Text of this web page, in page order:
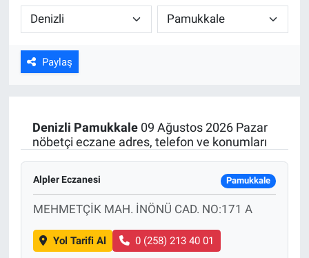
Paylaş
Denizli Pamukkale09 Ağustos 2026 Pazar
nöbetçi eczane adres, telefon ve konumları
Alpler Eczanesi Pamukkale
MEHMETÇİK MAH. İNÖNÜ CAD. NO:171 A
Yol Tarifi Al 0 (258) 213 40 01
Kültür Sanat
Bilim ve Teknoloji